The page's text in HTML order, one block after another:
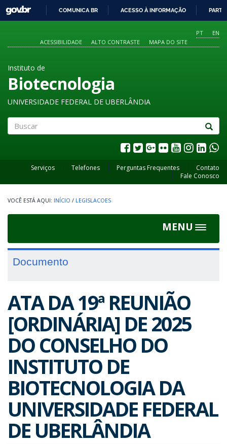
O
CONTEÚDO
GOVBR
COMUNICA BR ACESSO À INFORMAÇÃO
PT
EN
ACESSIBILIDADE
ALTO CONTRASTE MAPA DO SITE
Instituto de
Biotecnologia
UNIVERSIDADE FEDERAL DE UBERLÂNDIA
Serviços Telefones Perguntas Frequentes
Contato
Fale Conosco
INÍCIO / LEGISLACOES
MENU
Toggle
Documento
ATA DA 19ª REUNIÃO
[ORDINÁRIA] DE 2025
DO CONSELHO DO
INSTITUTO DE
BIOTECNOLOGIA DA
UNIVERSIDADE FEDERAL
DE UBERLÂNDIA